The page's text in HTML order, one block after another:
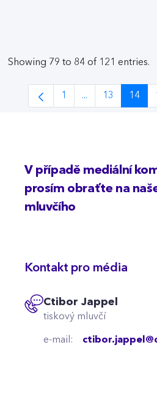
Showing 79 to 84 of 121 entries.
Page
1 ...
Intermediate
Page
13
Page
14
V případě mediální
prosím obraťte na
mluvčího
Kontakt pro média
Ctibor Jappel
tiskový mluvčí
e-mail: